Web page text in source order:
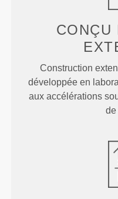
CONÇU
Construction
développée en
aux accélérations
de